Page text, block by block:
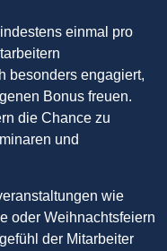
einmal pro
besonders engagiert,
Bonus freuen.
die Chance zu
und
wie
oder Weihnachtsfeiern
der Mitarbeiter